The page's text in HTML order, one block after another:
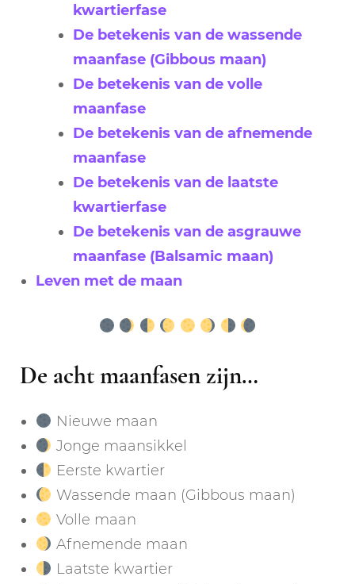
kwartierfase
De betekenis van de wassende
maanfase (Gibbous maan)
De betekenis van de volle
maanfase
De betekenis van de afnemende
maanfase
De betekenis van de laatste
kwartierfase
De betekenis van de asgrauwe
maanfase (Balsamic maan)
Leven met de maan
De acht maanfasen zijn…
Nieuwe maan
Jonge maansikkel
Eerste kwartier
Wassende maan (Gibbous maan)
Volle maan
Afnemende maan
Laatste kwartier